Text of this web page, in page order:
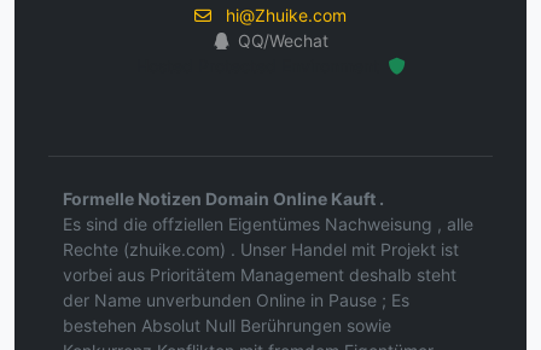
hi@Zhuike.com
QQ/Wechat
Formelle Notizen Domain Online Kauft .
Es sind die offziellen Eigentümes Nachweisung , alle
Rechte (zhuike.com) . Unser Handel mit Projekt ist
vorbei aus Prioritätem Management deshalb steht
der Name unverbunden Online in Pause ; Es
bestehen Absolut Null Berührungen sowie